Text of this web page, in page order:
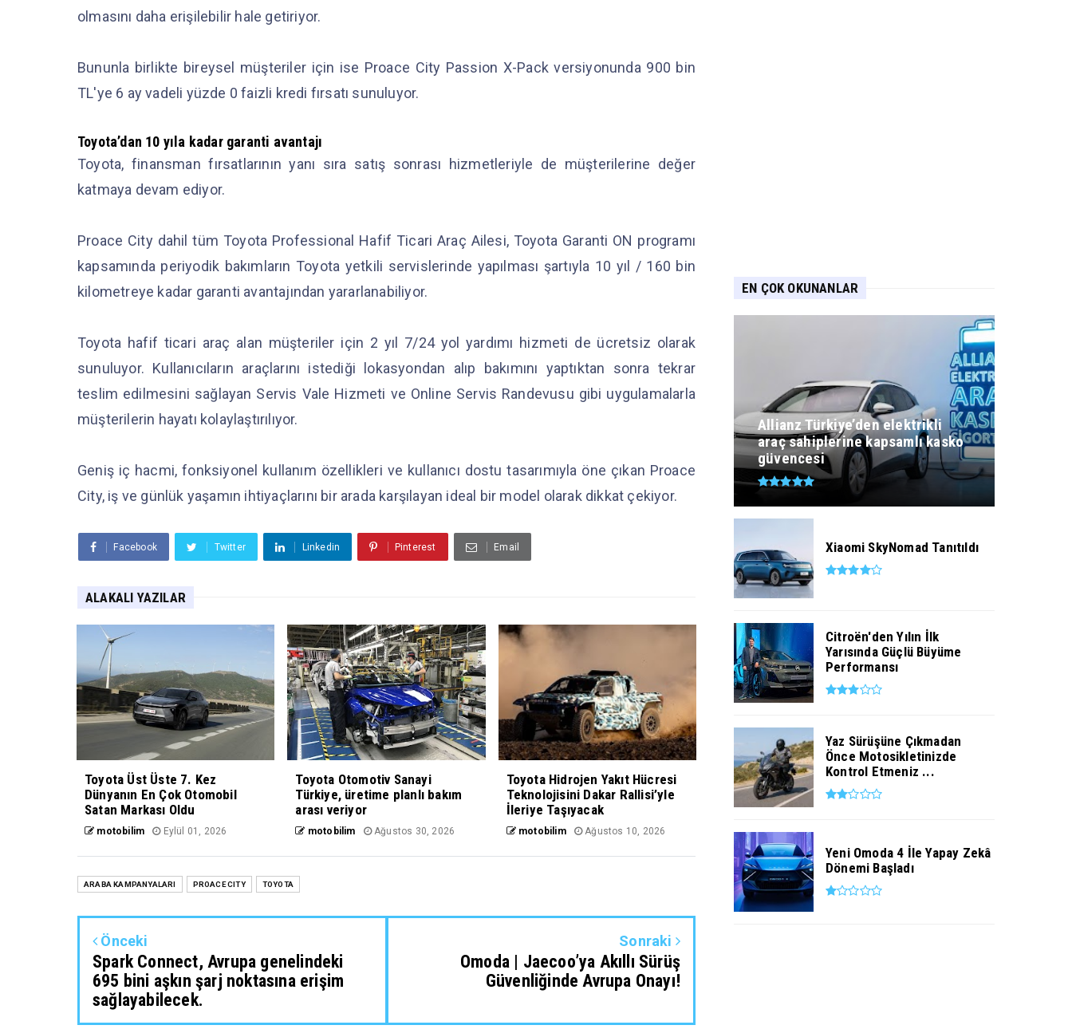
olmasını daha erişilebilir hale getiriyor.
Bununla birlikte bireysel müşteriler için ise Proace City Passion X-Pack versiyonunda 900 bin
TL'ye 6 ay vadeli yüzde 0 faizli kredi fırsatı sunuluyor.
Toyota’dan 10 yıla kadar garanti avantajı
Toyota, finansman fırsatlarının yanı sıra satış sonrası hizmetleriyle de müşterilerine değer
katmaya devam ediyor.
Proace City dahil tüm Toyota Professional Hafif Ticari Araç Ailesi, Toyota Garanti ON programı
kapsamında periyodik bakımların Toyota yetkili servislerinde yapılması şartıyla 10 yıl / 160 bin
kilometreye kadar garanti avantajından yararlanabiliyor.
Toyota hafif ticari araç alan müşteriler için 2 yıl 7/24 yol yardımı hizmeti de ücretsiz olarak
sunuluyor. Kullanıcıların araçlarını istediği lokasyondan alıp bakımını yaptıktan sonra tekrar
teslim edilmesini sağlayan Servis Vale Hizmeti ve Online Servis Randevusu gibi uygulamalarla
müşterilerin hayatı kolaylaştırılıyor.
Geniş iç hacmi, fonksiyonel kullanım özellikleri ve kullanıcı dostu tasarımıyla öne çıkan Proace
City, iş ve günlük yaşamın ihtiyaçlarını bir arada karşılayan ideal bir model olarak dikkat çekiyor.
Facebook Twitter Linkedin Pinterest Email
ALAKALI YAZILAR
Toyota Üst Üste 7. Kez
Dünyanın En Çok Otomobil
Satan Markası Oldu
motobilim Eylül 01, 2026
Toyota Otomotiv Sanayi
Türkiye, üretime planlı bakım
arası veriyor
motobilim Ağustos 30, 2026
Toyota Hidrojen Yakıt Hücresi
Teknolojisini Dakar Rallisi’yle
İleriye Taşıyacak
motobilim Ağustos 10, 2026
ARABA KAMPANYALARI PROACE CITY TOYOTA
Önceki
Spark Connect, Avrupa genelindeki
695 bini aşkın şarj noktasına erişim
sağlayabilecek.
Sonraki
Omoda | Jaecoo’ya Akıllı Sürüş
Güvenliğinde Avrupa Onayı!
EN ÇOK OKUNANLAR
Allianz Türkiye’den elektrikli
araç sahiplerine kapsamlı kasko
güvencesi
Xiaomi SkyNomad Tanıtıldı
Citroën'den Yılın İlk
Yarısında Güçlü Büyüme
Performansı
Yaz Sürüşüne Çıkmadan
Önce Motosikletinizde
Kontrol Etmeniz ...
Yeni Omoda 4 İle Yapay Zekâ
Dönemi Başladı